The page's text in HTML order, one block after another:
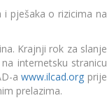
pješaka o rizicima na
Krajnji rok za slanje
internetsku stranicu
awww.ilcad.org prije
prelazima.